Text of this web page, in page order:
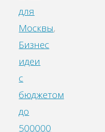
для
Москвы,
Бизнес
идеи
с
бюджетом
до
500000